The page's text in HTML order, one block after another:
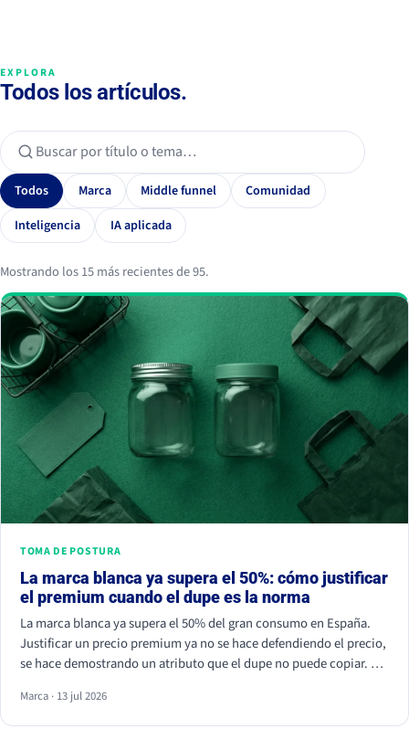
EXPLORA
Todos los artículos.
Todos Marca Middle funnel
Comunidad
Inteligencia
IA aplicada
Mostrando los 15 más recientes de 95.
TOMA DE POSTURA
La marca blanca ya supera el 50%: cómo justificar
el premium cuando el dupe es la norma
La marca blanca ya supera el 50% del gran consumo en España.
Justificar un precio premium ya no se hace defendiendo el precio,
se hace demostrando un atributo que el dupe no puede copiar. Si
siempre va a ganar.
Marca · 13 jul 2026